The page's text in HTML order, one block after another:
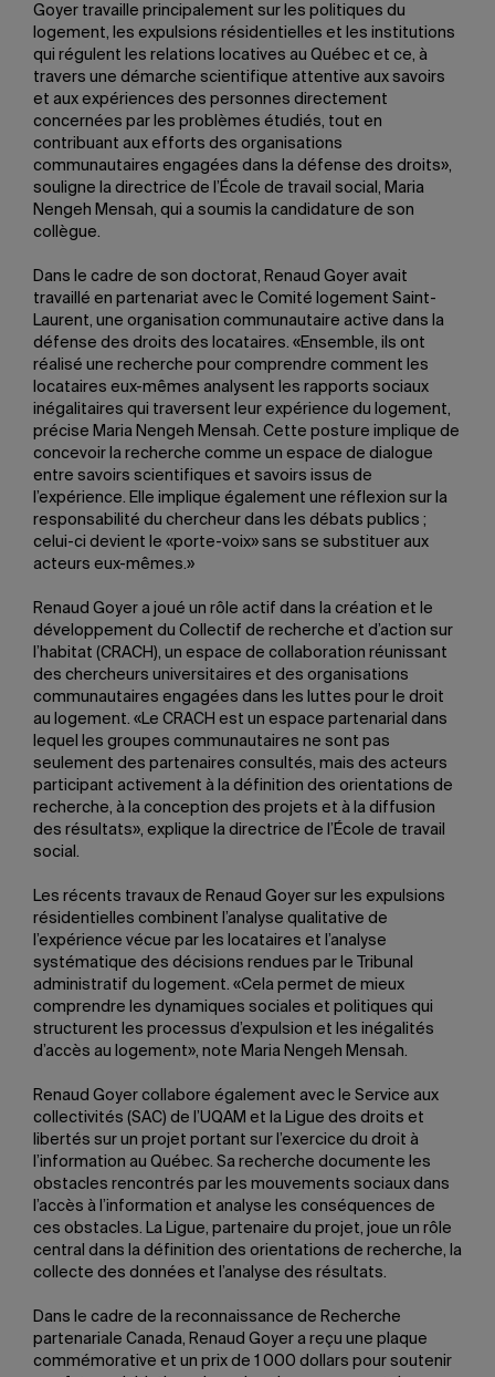
Goyer travaille principalement sur les politiques du
logement, les expulsions résidentielles et les institutions
qui régulent les relations locatives au Québec et ce, à
travers une démarche scientifique attentive aux savoirs
et aux expériences des personnes directement
concernées par les problèmes étudiés, tout en
contribuant aux efforts des organisations
communautaires engagées dans la défense des droits»,
souligne la directrice de l’École de travail social, Maria
Nengeh Mensah, qui a soumis la candidature de son
collègue.
Dans le cadre de son doctorat, Renaud Goyer avait
travaillé en partenariat avec le Comité logement Saint-
Laurent, une organisation communautaire active dans la
défense des droits des locataires. «Ensemble, ils ont
réalisé une recherche pour comprendre comment les
locataires eux-mêmes analysent les rapports sociaux
inégalitaires qui traversent leur expérience du logement,
précise Maria Nengeh Mensah. Cette posture implique de
concevoir la recherche comme un espace de dialogue
entre savoirs scientifiques et savoirs issus de
l’expérience. Elle implique également une réflexion sur la
responsabilité du chercheur dans les débats publics ;
celui-ci devient le «porte-voix» sans se substituer aux
acteurs eux-mêmes.»
Renaud Goyer a joué un rôle actif dans la création et le
développement du Collectif de recherche et d’action sur
l’habitat (CRACH), un espace de collaboration réunissant
des chercheurs universitaires et des organisations
communautaires engagées dans les luttes pour le droit
au logement. «Le CRACH est un espace partenarial dans
lequel les groupes communautaires ne sont pas
seulement des partenaires consultés, mais des acteurs
participant activement à la définition des orientations de
recherche, à la conception des projets et à la diffusion
des résultats», explique la directrice de l’École de travail
social.
Les récents travaux de Renaud Goyer sur les expulsions
résidentielles combinent l’analyse qualitative de
l’expérience vécue par les locataires et l’analyse
systématique des décisions rendues par le Tribunal
administratif du logement. «Cela permet de mieux
comprendre les dynamiques sociales et politiques qui
structurent les processus d’expulsion et les inégalités
d’accès au logement», note Maria Nengeh Mensah.
Renaud Goyer collabore également avec le Service aux
collectivités (SAC) de l’UQAM et la Ligue des droits et
libertés sur un projet portant sur l’exercice du droit à
l’information au Québec. Sa recherche documente les
obstacles rencontrés par les mouvements sociaux dans
l’accès à l’information et analyse les conséquences de
ces obstacles. La Ligue, partenaire du projet, joue un rôle
central dans la définition des orientations de recherche, la
collecte des données et l’analyse des résultats.
Dans le cadre de la reconnaissance de Recherche
partenariale Canada, Renaud Goyer a reçu une plaque
commémorative et un prix de 1 000 dollars pour soutenir